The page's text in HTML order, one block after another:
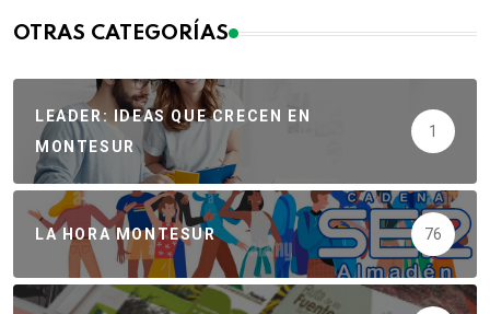
OTRAS CATEGORÍAS
LEADER: IDEAS QUE CRECEN EN
MONTESUR
1
LA HORA MONTESUR 76